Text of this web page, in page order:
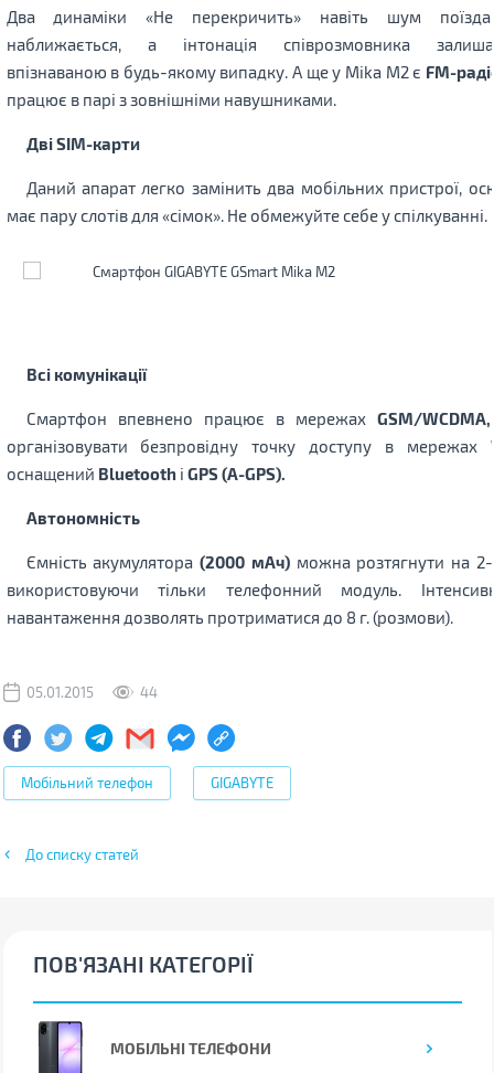
Два динаміки «Не перекричить» навіть шум
наближається, а інтонація співрозмовника
впізнаваною в будь-якому випадку. А ще у Mika M2 є FM-
працює в парі з зовнішніми навушниками.
Дві SIM-карти
Даний апарат легко замінить два мобільних пристрої,
має пару слотів для «сімок». Не обмежуйте себе у спілкуванні.
Всі комунікації
Смартфон впевнено працює в мережах GSM/WCDMA,
організовувати безпровідну точку доступу в мережах
оснащений Bluetooth і GPS (A-GPS).
Автономність
Ємність акумулятора (2000 мАч)можна розтягнути на 2-
використовуючи тільки телефонний модуль.
навантаження дозволять протриматися до 8 г. (розмови).
05.01.2015 44
Мобільний телефон GIGABYTE
До списку статей
ПОВ'ЯЗАНІ КАТЕГОРІЇ
МОБІЛЬНІ ТЕЛЕФОНИ